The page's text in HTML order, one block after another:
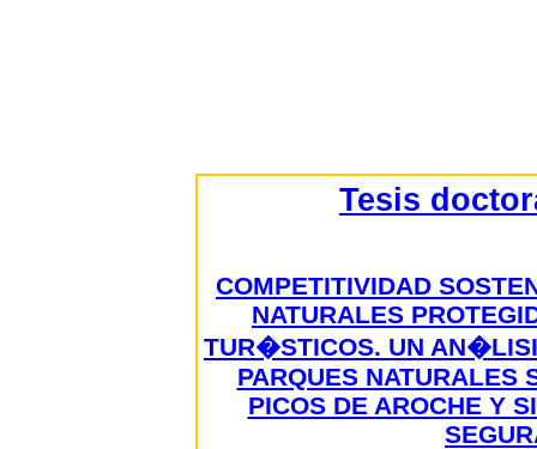
Tesis
COMPETITIVIDAD
NATURALES
TUR�STICOS. UN
PARQUES NATURALES
PICOS DE AROCHE Y